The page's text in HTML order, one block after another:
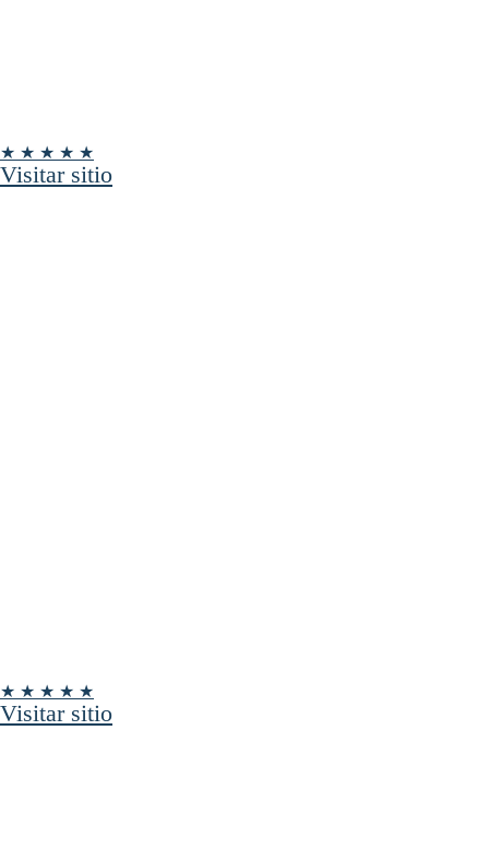
★ ★ ★ ★ ★
Visitar sitio
★ ★ ★ ★ ★
Visitar sitio